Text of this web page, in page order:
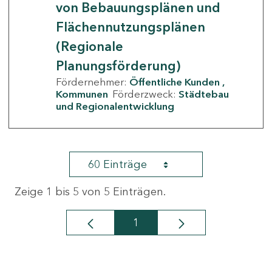
von Bebauungsplänen und
Flächennutzungsplänen
(Regionale
Planungsförderung)
Fördernehmer: Öffentliche Kunden
Kommunen Förderzweck: Städtebau
und Regionalentwicklung
60 Einträge
Zeige 1 bis 5 von 5 Einträgen.
Seite
1